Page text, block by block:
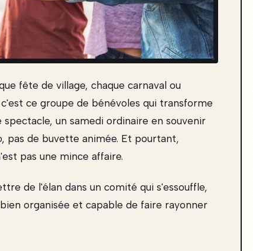
fête de village, chaque carnaval ou
ce groupe de bénévoles qui transforme
un samedi ordinaire en souvenir
pas de buvette animée. Et pourtant,
pas une mince affaire.
de l'élan dans un comité qui s'essouffle,
organisée et capable de faire rayonner